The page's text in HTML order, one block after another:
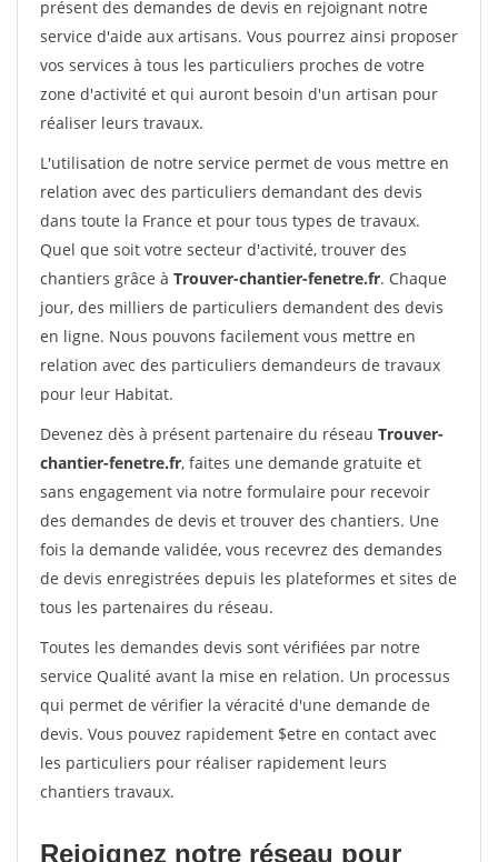
présent des demandes de devis en rejoignant notre
service d'aide aux artisans. Vous pourrez ainsi proposer
vos services à tous les particuliers proches de votre
zone d'activité et qui auront besoin d'un artisan pour
réaliser leurs travaux.
L'utilisation de notre service permet de vous mettre en
relation avec des particuliers demandant des devis
dans toute la France et pour tous types de travaux.
Quel que soit votre secteur d'activité, trouver des
chantiers grâce à Trouver-chantier-fenetre.fr. Chaque
jour, des milliers de particuliers demandent des devis
en ligne. Nous pouvons facilement vous mettre en
relation avec des particuliers demandeurs de travaux
pour leur Habitat.
Devenez dès à présent partenaire du réseau Trouver-
chantier-fenetre.fr, faites une demande gratuite et
sans engagement via notre formulaire pour recevoir
des demandes de devis et trouver des chantiers. Une
fois la demande validée, vous recevrez des demandes
de devis enregistrées depuis les plateformes et sites de
tous les partenaires du réseau.
Toutes les demandes devis sont vérifiées par notre
service Qualité avant la mise en relation. Un processus
qui permet de vérifier la véracité d'une demande de
devis. Vous pouvez rapidement $etre en contact avec
les particuliers pour réaliser rapidement leurs
chantiers travaux.
Rejoignez notre réseau pour